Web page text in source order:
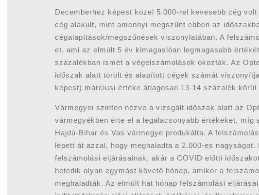
Decemberhez képest közel 5.000-rel kevesebb cég
cég alakult, mint amennyi megszűnt ebben az
cégalapítások/megszűnések viszonylatában. A
et, ami az elmúlt 5 év kimagaslóan legmagasabb
százalékban ismét a végelszámolások okozták. Az
időszak alatt törölt és alapított cégek számát
képest) márciusi értéke átlagosan 13-14 százalék körül
Vármegyei szinten nézve a vizsgált időszak alatt az
vármegyékben érte el a legalacsonyabb értékeket, míg
Hajdú-Bihar és Vas vármegye produkálta. A
lépett át azzal, hogy meghaladta a 2.000-es
felszámolási eljárásainak, akár a COVID előtti
hetedik olyan egymást követő hónap, amikor a
meghaladták. Az elmúlt hat hónap felszámolási